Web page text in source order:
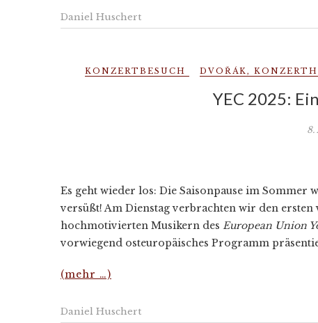
Daniel Huschert
KONZERTBESUCH DVOŘÁK,
YEC 2025:
8.
Es geht wieder los: Die Saisonpause im Sommer
versüßt! Am Dienstag verbrachten wir den
hochmotivierten Musikern des European Union
vorwiegend osteuropäisches Programm
(mehr …)
Daniel Huschert